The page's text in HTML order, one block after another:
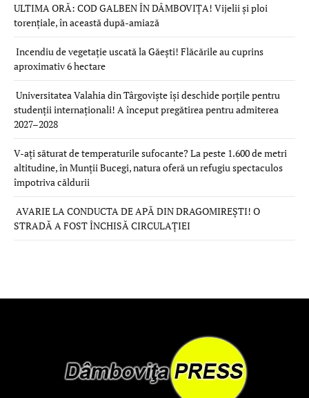
ULTIMA ORĂ: COD GALBEN ÎN DÂMBOVIȚA! Vijelii și ploi
torențiale, în această după-amiază
Incendiu de vegetație uscată la Găești! Flăcările au cuprins
aproximativ 6 hectare
Universitatea Valahia din Târgoviște își deschide porțile pentru
studenții internaționali! A început pregătirea pentru admiterea
2027–2028
V-ați săturat de temperaturile sufocante? La peste 1.600 de metri
altitudine, în Munții Bucegi, natura oferă un refugiu spectaculos
împotriva căldurii
AVARIE LA CONDUCTA DE APĂ DIN DRAGOMIREȘTI! O
STRADĂ A FOST ÎNCHISĂ CIRCULAȚIEI